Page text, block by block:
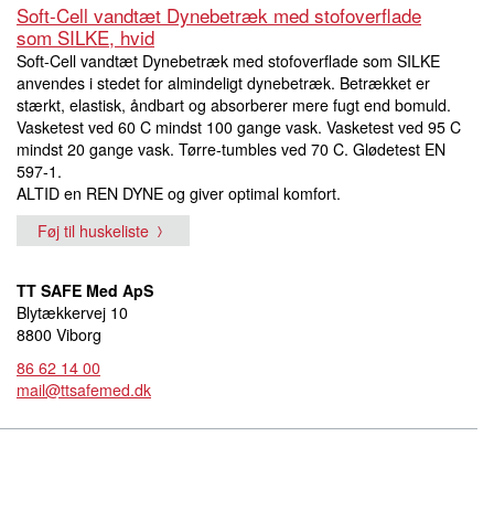
Soft-Cell vandtæt Dynebetræk med stofoverflade
som SILKE, hvid
Soft-Cell vandtæt Dynebetræk med stofoverflade som SILKE
anvendes i stedet for almindeligt dynebetræk. Betrækket er
stærkt, elastisk, åndbart og absorberer mere fugt end bomuld.
Vasketest ved 60 C mindst 100 gange vask. Vasketest ved 95 C
mindst 20 gange vask. Tørre-tumbles ved 70 C. Glødetest EN
597-1.
ALTID en REN DYNE og giver optimal komfort.
Føj til huskeliste
TT SAFE Med ApS
Blytækkervej 10
8800 Viborg
86 62 14 00
mail@ttsafemed.dk